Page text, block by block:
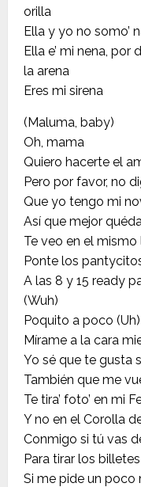
orilla
Ella y yo no somo’
Ella e’ mi nena, por
la arena
Eres mi sirena
(Maluma, baby)
Oh, mama
Quiero hacerte el
Pero por favor, no
Que yo tengo mi
Así que mejor
Te veo en el mismo
Ponte los
A las 8 y 15 ready
(Wuh)
Poquito a poco (Uh)
Mírame a la cara
Yo sé que te gusta
También que me
Te tira’ foto’ en mi
Y no en el Corolla
Conmigo si tú vas
Para tirar los
Si me pide un poco